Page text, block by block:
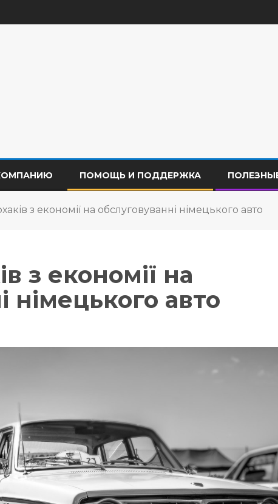
ПОМОЩЬ И ПОДДЕРЖКА
з економії на обслуговуванні німецького авто
з економії на
німецького авто